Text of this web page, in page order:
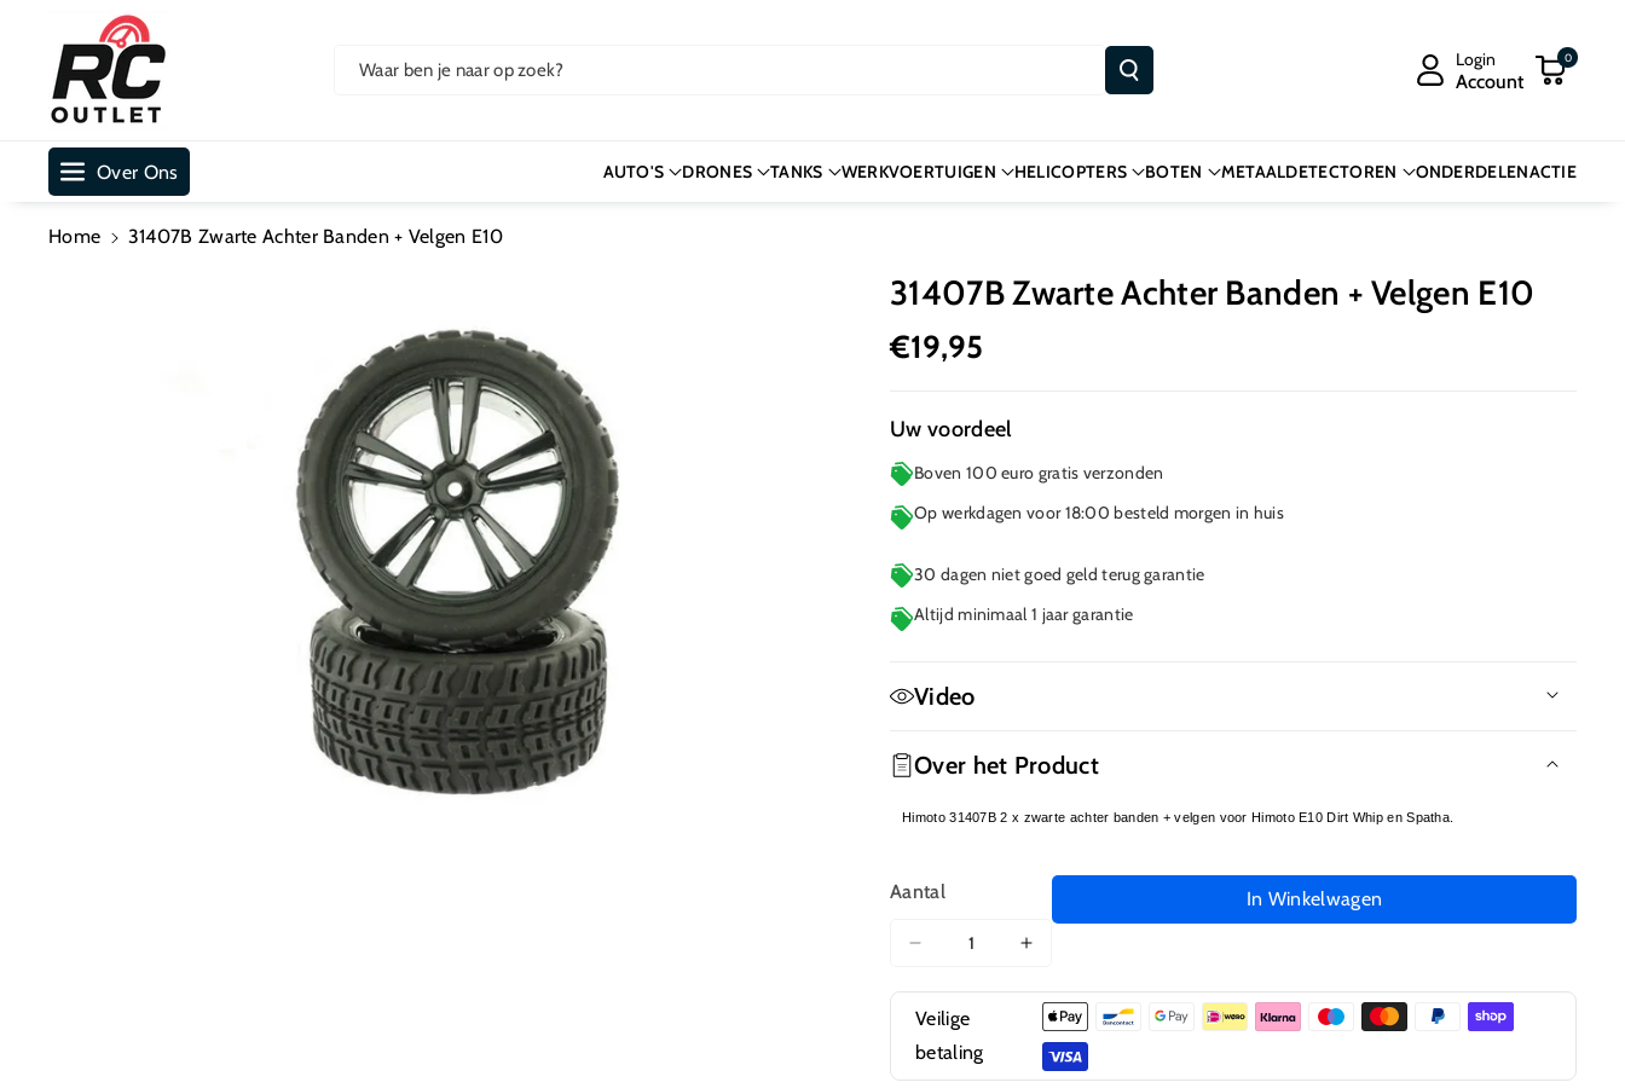
Ar De Cont
Waar ben je naar op zoek?
Login
Account
0
Over Ons AUTO'S DRONES TANKS WERKVOERTUIGEN HELICOPTERS BOTEN METAALDETECTOREN ONDERDELENACTIE
Home
31407B Zwarte Achter Banden + Velgen E10
31407B Zwarte Achter Banden + Velgen E10
€19,95
Uw voordeel
Boven 100 euro gratis verzonden
Op werkdagen voor 18:00 besteld morgen in huis
30 dagen niet goed geld terug garantie
Altijd minimaal 1 jaar garantie
Video
Over het Product
Himoto 31407B 2 x zwarte achter banden + velgen voor Himoto E10 Dirt Whip en Spatha.
Aantal
Aantal
voor
31407B
Zwarte
Aantal
voor
31407B
Zwarte
In Winkelwagen
Veilige
betaling